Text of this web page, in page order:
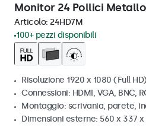
Monitor 24 Pollici Metallo
Articolo: 24HD7M
100+ pezzi disponibili
Risoluzione 1920 x 1080 (Full HD)
Connessioni: HDMI, VGA, BNC,
Montaggio: scrivania, parete,
Dimensioni esterne: 560 x 337 x